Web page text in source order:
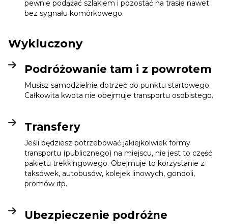
pewnie podążać szlakiem i pozostać na trasie nawet
bez sygnału komórkowego.
Wykluczony
Podróżowanie tam i z powrotem
Musisz samodzielnie dotrzeć do punktu startowego.
Całkowita kwota nie obejmuje transportu osobistego.
Transfery
Jeśli będziesz potrzebować jakiejkolwiek formy
transportu (publicznego) na miejscu, nie jest to część
pakietu trekkingowego. Obejmuje to korzystanie z
taksówek, autobusów, kolejek linowych, gondoli,
promów itp.
Ubezpieczenie podróżne